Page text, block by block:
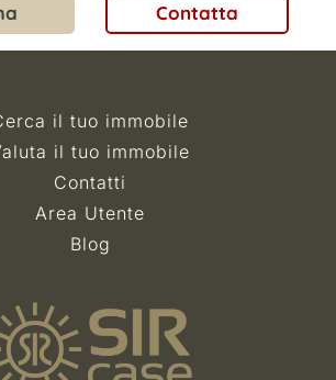
Contatta
il tuo immobile
il tuo immobile
Contatti
Area Utente
Blog